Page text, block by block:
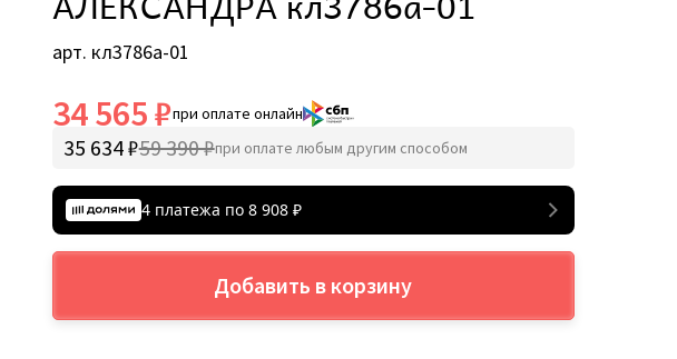
арт. кл3786а-01
34 565 ₽при оплате онлайн
35 634 ₽59 390 ₽при оплате любым другим способом
4 платежа по 8 908₽
Добавить в корзину